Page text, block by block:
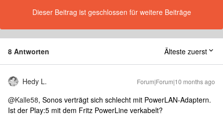
Dieser Beitrag ist geschlossen für weitere Beiträge
8 Antworten Älteste zuerst
Hedy L. Forum|Forum|10 months ago
@Kalle58, Sonos verträgt sich schlecht mit PowerLAN-Adaptern.
Ist der Play:5 mit dem Fritz PowerLine verkabelt?